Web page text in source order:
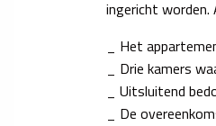
ingericht worden.
_ Het
_ Drie kamers
_ Uitsluitend
_ De